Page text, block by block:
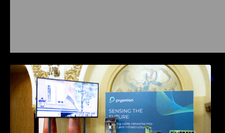
Prysmian aduce la COMM26 tehnologii de
sensing si Digital Energy pentru monitorizarea
in timp real a infrastrucrutilor critice